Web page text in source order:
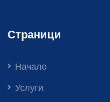
Страници
Начало
Услуги